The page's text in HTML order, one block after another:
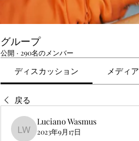
グループ
公開 · 290名のメンバー
ディスカッション メディア
戻る
Luciano Wasmus
Luciano Wasmus
2023年9月17日